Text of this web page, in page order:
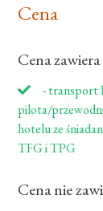
Cena
Cena zawiera
- transport
pilota/
hotelu ze
TFG i TPG
Cena nie